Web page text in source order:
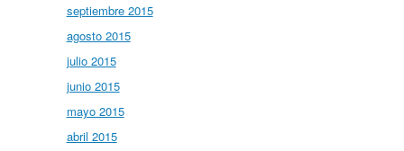
septiembre 2015
agosto 2015
julio 2015
junio 2015
mayo 2015
abril 2015